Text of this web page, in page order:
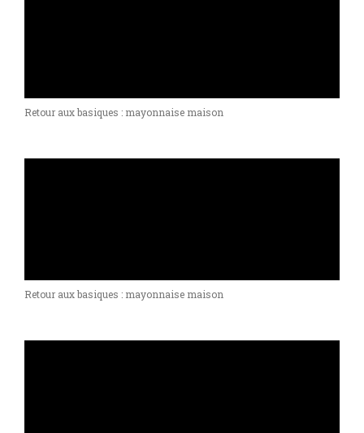
Retour aux basiques : mayonnaise maison
Retour aux basiques : mayonnaise maison